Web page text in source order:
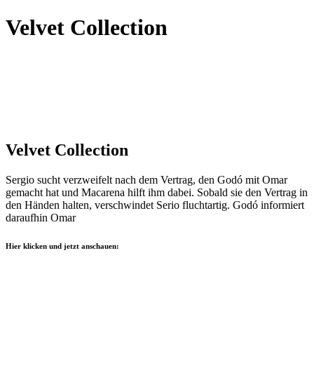
Velvet Collection
Velvet Collection
Sergio sucht verzweifelt nach dem Vertrag, den Godó mit Omar
gemacht hat und Macarena hilft ihm dabei. Sobald sie den Vertrag in
den Händen halten, verschwindet Serio fluchtartig. Godó informiert
daraufhin Omar
Hier klicken und jetzt anschauen: